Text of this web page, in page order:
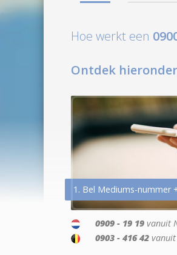
Hoe werkt een
Ontdek
1. Bel Mediums-nummer
0909 - 19 19 vanuit
0903 - 416 42 vanuit